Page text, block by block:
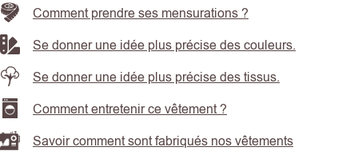
Comment prendre ses mensurations ?
Se donner une idée plus précise des couleurs.
Se donner une idée plus précise des tissus.
Comment entretenir ce vêtement ?
Savoir comment sont fabriqués nos vêtements